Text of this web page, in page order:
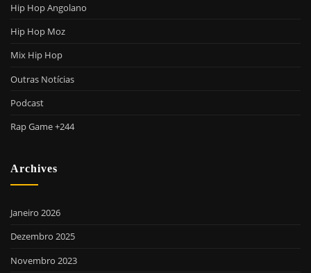
Hip Hop Angolano
Hip Hop Moz
Mix Hip Hop
Outras Notícias
Podcast
Rap Game +244
Archives
Janeiro 2026
Dezembro 2025
Novembro 2023